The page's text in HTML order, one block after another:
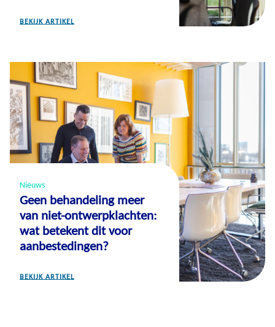
BEKIJK ARTIKEL
Nieuws
Geen behandeling meer
van niet-ontwerpklachten:
wat betekent dit voor
aanbestedingen?
BEKIJK ARTIKEL